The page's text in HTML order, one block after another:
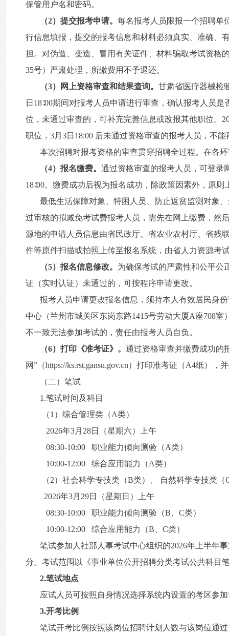
保管用户名和密码。
（2）提交报考申请。 每名报考人员限报一个招聘单
行信息填报，提交的报考信息和材料必须真实、准确、
担。对伪造、变造、冒用有关证件、材料骗取考试资格
35号）严肃处理，所缴费用不予退还。
（3）网上资格审查和结果查询。 甘肃省医疗器械检
日18∶00期间对报考人员申请进行审查，确认报考人员
位，未通过审查的，可补充完善信息或改报其他职位。
职位，3月3日18:00 后未通过资格审查的报考人员，不
本次招聘对报考资格的审查贯穿招聘全过程。在各
（4）报名缴费。 通过资格审查的报考人员，可登录
18∶00。缴费成功后视为报名成功，除政策因素外，原
最低生活保障对象、特困人员、防止返贫监测对象
过审核的拟减免考试费报考人员，需先在网上缴费，然
源地的申请人员信息由省民政厅、省农业农村厅、省残
件等原件扫描或拍照上传至报名系统，由省人力资源考
（5）报名信息修改。 为确保考试的严肃性和公平公
证（实时认证）未通过的，可按程序申请更改。
报考人员申请更改报名信息，须持本人有效居民身
中心（兰州市城关区东岗东路1415号劳动大厦A座708
不一致无法参加考试的，责任由报考人员自负。
（6）打印《准考证》。 通过资格审查并缴费成功的
网”（https://ks.rst.gansu.gov.cn）打印准考证（A4纸），
（二）笔试
1.笔试时间及科目
（1）综合管理类（A类）
2026年3月28日（星期六）上午
08:30-10:00 职业能力倾向测验（A类）
10:00-12:00 综合应用能力（A类）
（2）社会科学专技类（B类）、 自然科学专技类（
2026年3月29日（星期日）上午
08:30-10:00 职业能力倾向测验（B、C类）
10:00-12:00 综合应用能力（B、C类）
笔试参加人社部人事考试中心组织的2026年上半年
分。考试范围以《事业单位公开招聘分类考试公共科目
2.笔试地点
应试人员可按照自身情况选择系统内设置的考区参
3.开考比例
笔试开考比例按照该岗位招聘计划人数与该岗位通